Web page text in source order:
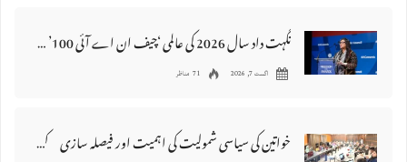
نگہت داد سال 2026 کی عالمی ‘چیف ان اے آئی 100’ فہرست میں شامل
اگست 7, 2026 71 مناظر
خواتین کی سیاسی شمولیت کی اہمیت اور فیصلہ سازی کے عمل میں فعال کردار